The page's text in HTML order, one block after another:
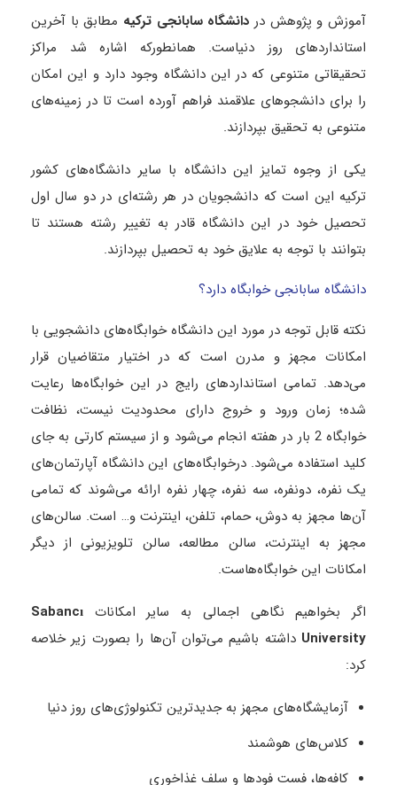
آموزش و پژوهش در دانشگاه سابانجی ترکیه مطابق با آخرین
استانداردهای روز دنیاست. همانطورکه اشاره شد مراکز
تحقیقاتی متنوعی که در این دانشگاه وجود دارد و این امکان
را برای دانشجوهای علاقمند فراهم آورده است تا در زمینه‌های
متنوعی به تحقیق بپردازند.
یکی از وجوه تمایز این دانشگاه با سایر دانشگاه‌های کشور
ترکیه این است که دانشجویان در هر رشته‌ای در دو سال اول
تحصیل خود در این دانشگاه قادر به تغییر رشته هستند تا
بتوانند با توجه به علایق خود به تحصیل بپردازند.
دانشگاه سابانجی خوابگاه دارد؟
نکته قابل توجه در مورد این دانشگاه خوابگاه‌های دانشجویی با
امکانات مجهز و مدرن است که در اختیار متقاضیان قرار
می‌دهد. تمامی استاندارد‌های رایج در این خوابگاه‌ها رعایت
شده؛ زمان ورود و خروج دارای محدودیت نیست، نظافت
خوابگاه 2 بار در هفته انجام می‌شود و از سیستم کارتی به جای
کلید استفاده می‌شود. درخوابگاه‌های این دانشگاه آپارتمان‌های
یک نفره، دونفره، سه نفره، چهار نفره ارائه می‌شوند که تمامی
آن‌ها مجهز به دوش، حمام، تلفن، اینترنت و… است. سالن‌های
مجهز به اینترنت، سالن مطالعه، سالن تلویزیونی از دیگر
امکانات این خوابگاه‌هاست.
اگر بخواهیم نگاهی اجمالی به سایر امکانات Sabancı
University داشته باشیم می‌توان آن‌ها را بصورت زیر خلاصه
کرد:
آزمایشگاه‌های مجهز به جدیدترین تکنولوژی‌های روز دنیا
کلاس‌های هوشمند
کافه‌ها، فست فودها و سلف غذاخوری